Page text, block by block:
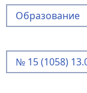
Образование
№ 15 (1058)